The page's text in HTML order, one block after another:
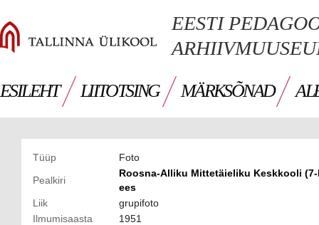
EESTI
ESILEHT LIITOTSING MÄRKSÕNAD
Tüüp
Foto
Pealkiri
Roosna-Alliku Mittetäieliku Keskkooli
ees
Liik
grupifoto
Ilmumisaasta
1951